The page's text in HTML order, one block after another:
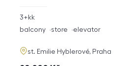
rozměry
3+kk
funkce
balcony store elevator
adresa
st. Emilie Hyblerové, Praha